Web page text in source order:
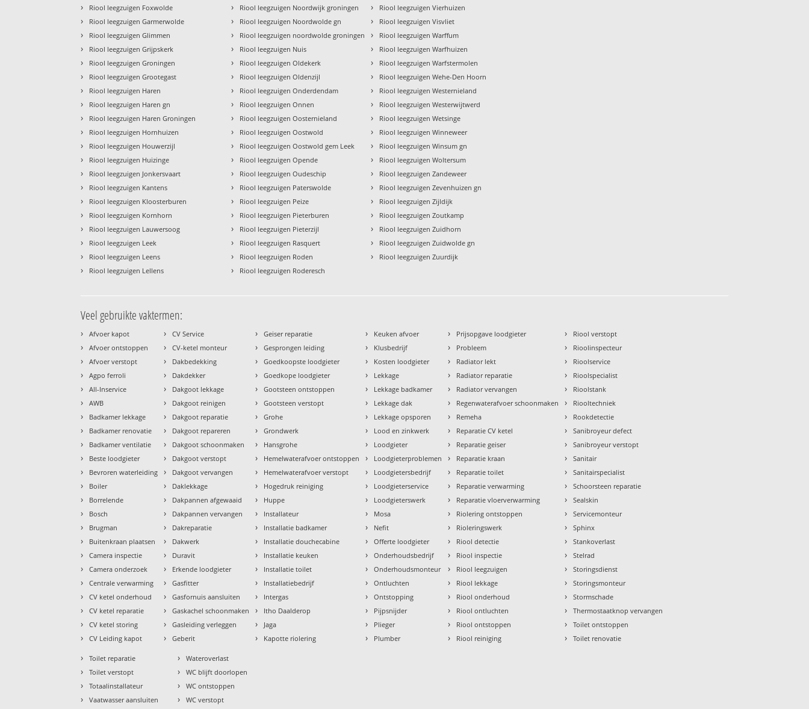
› Riool leegzuigen Foxwolde
› Riool leegzuigen Garmerwolde
› Riool leegzuigen Glimmen
› Riool leegzuigen Grijpskerk
› Riool leegzuigen Groningen
› Riool leegzuigen Grootegast
› Riool leegzuigen Haren
› Riool leegzuigen Haren gn
› Riool leegzuigen Haren Groningen
› Riool leegzuigen Hornhuizen
› Riool leegzuigen Houwerzijl
› Riool leegzuigen Huizinge
› Riool leegzuigen Jonkersvaart
› Riool leegzuigen Kantens
› Riool leegzuigen Kloosterburen
› Riool leegzuigen Kornhorn
› Riool leegzuigen Lauwersoog
› Riool leegzuigen Leek
› Riool leegzuigen Leens
› Riool leegzuigen Lellens
› Riool leegzuigen Noordwijk groningen
› Riool leegzuigen Noordwolde gn
› Riool leegzuigen noordwolde groningen
› Riool leegzuigen Nuis
› Riool leegzuigen Oldekerk
› Riool leegzuigen Oldenzijl
› Riool leegzuigen Onderdendam
› Riool leegzuigen Onnen
› Riool leegzuigen Oosternieland
› Riool leegzuigen Oostwold
› Riool leegzuigen Oostwold gem Leek
› Riool leegzuigen Opende
› Riool leegzuigen Oudeschip
› Riool leegzuigen Paterswolde
› Riool leegzuigen Peize
› Riool leegzuigen Pieterburen
› Riool leegzuigen Pieterzijl
› Riool leegzuigen Rasquert
› Riool leegzuigen Roden
› Riool leegzuigen Roderesch
› Riool leegzuigen Vierhuizen
› Riool leegzuigen Visvliet
› Riool leegzuigen Warffum
› Riool leegzuigen Warfhuizen
› Riool leegzuigen Warfstermolen
› Riool leegzuigen Wehe-Den Hoorn
› Riool leegzuigen Westernieland
› Riool leegzuigen Westerwijtwerd
› Riool leegzuigen Wetsinge
› Riool leegzuigen Winneweer
› Riool leegzuigen Winsum gn
› Riool leegzuigen Woltersum
› Riool leegzuigen Zandeweer
› Riool leegzuigen Zevenhuizen gn
› Riool leegzuigen Zijldijk
› Riool leegzuigen Zoutkamp
› Riool leegzuigen Zuidhorn
› Riool leegzuigen Zuidwolde gn
› Riool leegzuigen Zuurdijk
Veel gebruikte vaktermen:
› Afvoer kapot
› Afvoer ontstoppen
› Afvoer verstopt
› Agpo ferroli
› All-Inservice
› AWB
› Badkamer lekkage
› Badkamer renovatie
› Badkamer ventilatie
› Beste loodgieter
› Bevroren waterleiding
› Boiler
› Borrelende
› Bosch
› Brugman
› Buitenkraan plaatsen
› Camera inspectie
› Camera onderzoek
› Centrale verwarming
› CV ketel onderhoud
› CV ketel reparatie
› CV ketel storing
› CV Leiding kapot
› CV Service
› CV-ketel monteur
› Dakbedekking
› Dakdekker
› Dakgoot lekkage
› Dakgoot reinigen
› Dakgoot reparatie
› Dakgoot repareren
› Dakgoot schoonmaken
› Dakgoot verstopt
› Dakgoot vervangen
› Daklekkage
› Dakpannen afgewaaid
› Dakpannen vervangen
› Dakreparatie
› Dakwerk
› Duravit
› Erkende loodgieter
› Gasfitter
› Gasfornuis aansluiten
› Gaskachel schoonmaken
› Gasleiding verleggen
› Geberit
› Geiser reparatie
› Gesprongen leiding
› Goedkoopste loodgieter
› Goedkope loodgieter
› Gootsteen ontstoppen
› Gootsteen verstopt
› Grohe
› Grondwerk
› Hansgrohe
› Hemelwaterafvoer ontstoppen
› Hemelwaterafvoer verstopt
› Hogedruk reiniging
› Huppe
› Installateur
› Installatie badkamer
› Installatie douchecabine
› Installatie keuken
› Installatie toilet
› Installatiebedrijf
› Intergas
› Itho Daalderop
› Jaga
› Kapotte riolering
› Keuken afvoer
› Klusbedrijf
› Kosten loodgieter
› Lekkage
› Lekkage badkamer
› Lekkage dak
› Lekkage opsporen
› Lood en zinkwerk
› Loodgieter
› Loodgieterproblemen
› Loodgietersbedrijf
› Loodgieterservice
› Loodgieterswerk
› Mosa
› Nefit
› Offerte loodgieter
› Onderhoudsbedrijf
› Onderhoudsmonteur
› Ontluchten
› Ontstopping
› Pijpsnijder
› Plieger
› Plumber
› Prijsopgave loodgieter
› Probleem
› Radiator lekt
› Radiator reparatie
› Radiator vervangen
› Regenwaterafvoer schoonmaken
› Remeha
› Reparatie CV ketel
› Reparatie geiser
› Reparatie kraan
› Reparatie toilet
› Reparatie verwarming
› Reparatie vloerverwarming
› Riolering ontstoppen
› Rioleringswerk
› Riool detectie
› Riool inspectie
› Riool leegzuigen
› Riool lekkage
› Riool onderhoud
› Riool ontluchten
› Riool ontstoppen
› Riool reiniging
› Riool verstopt
› Rioolinspecteur
› Rioolservice
› Rioolspecialist
› Rioolstank
› Riooltechniek
› Rookdetectie
› Sanibroyeur defect
› Sanibroyeur verstopt
› Sanitair
› Sanitairspecialist
› Schoorsteen reparatie
› Sealskin
› Servicemonteur
› Sphinx
› Stankoverlast
› Stelrad
› Storingsdienst
› Storingsmonteur
› Stormschade
› Thermostaatknop vervangen
› Toilet ontstoppen
› Toilet renovatie
› Toilet reparatie
› Toilet verstopt
› Totaalinstallateur
› Vaatwasser aansluiten
› Wateroverlast
› WC blijft doorlopen
› WC ontstoppen
› WC verstopt